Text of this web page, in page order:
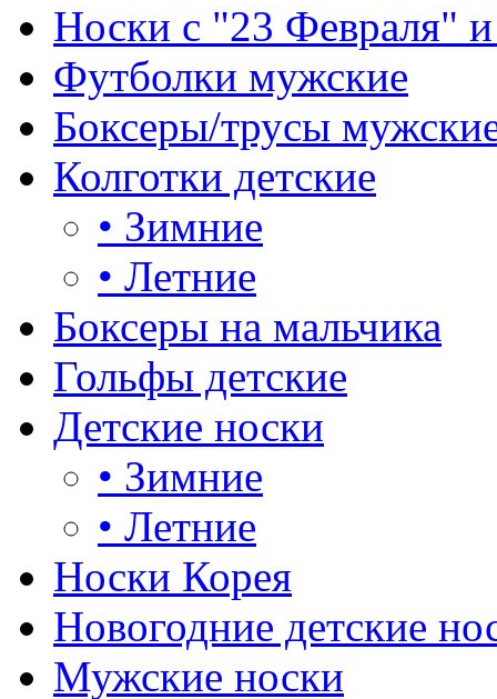
Носки с "23 Февраля"
Футболки мужские
Боксеры/трусы
Колготки детские
• Зимние
• Летние
Боксеры на мальчика
Гольфы детские
Детские носки
• Зимние
• Летние
Носки Корея
Новогодние детские
Мужские носки